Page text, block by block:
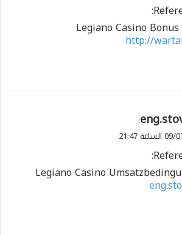
Legiano Casino Bonus
http://
:
21:47
Legiano Casino